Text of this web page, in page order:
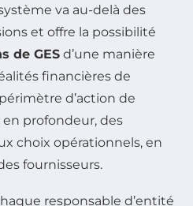
va au-delà des
et offre la possibilité
de GES d’une manière
financières de
d’action de
en profondeur, des
choix opérationnels, en
fournisseurs.
responsable d’entité